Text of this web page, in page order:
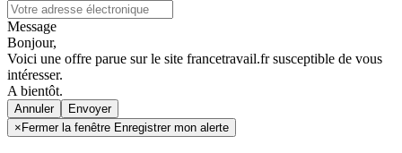
Message
Bonjour,
Voici une offre parue sur le site francetravail.fr susceptible de vous
intéresser.
A bientôt.
Annuler
× Fermer la fenêtre Enregistrer mon alerte